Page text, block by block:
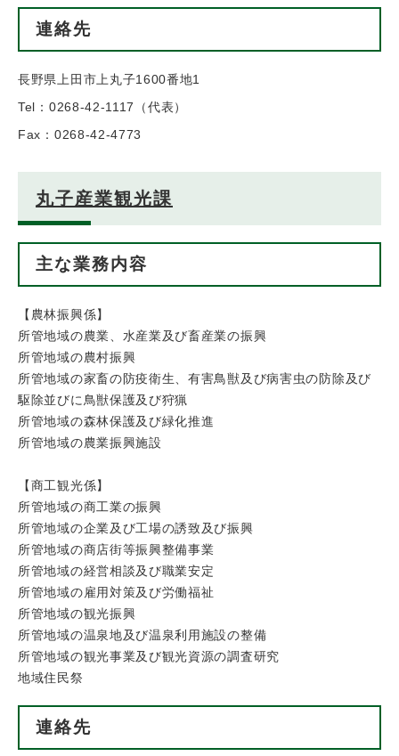
連絡先
長野県上田市上丸子1600番地1
Tel：0268-42-1117
（代表）
Fax：0268-42-4773
丸子産業観光課
主な業務内容
【農林振興係】
所管地域の農業、水産業及び畜産業の振興
所管地域の農村振興
所管地域の家畜の防疫衛生、有害鳥獣及び病害虫の防除及び
駆除並びに鳥獣保護及び狩猟
所管地域の森林保護及び緑化推進
所管地域の農業振興施設
【商工観光係】
所管地域の商工業の振興
所管地域の企業及び工場の誘致及び振興
所管地域の商店街等振興整備事業
所管地域の経営相談及び職業安定
所管地域の雇用対策及び労働福祉
所管地域の観光振興
所管地域の温泉地及び温泉利用施設の整備
所管地域の観光事業及び観光資源の調査研究
地域住民祭
連絡先